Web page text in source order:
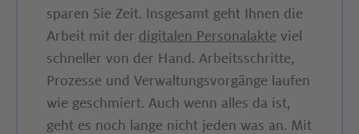
sparen Sie Zeit. Insgesamt geht Ihnen die
Arbeit mit der digitalen Personalakte viel
schneller von der Hand. Arbeitsschritte,
Prozesse und Verwaltungsvorgänge laufen
wie geschmiert. Auch wenn alles da ist,
geht es noch lange nicht jeden was an. Mit